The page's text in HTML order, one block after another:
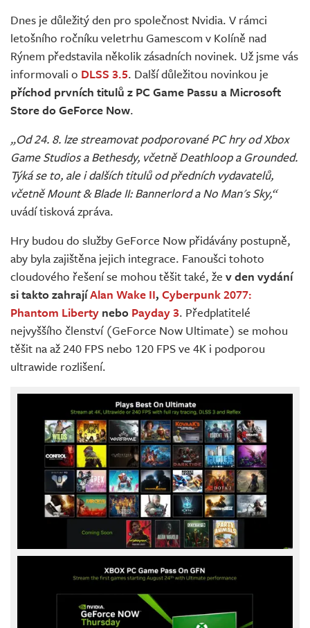
Živě
Dnes je důležitý den pro společnost Nvidia. V rámci
letošního ročníku veletrhu Gamescom v Kolíně nad
Rýnem představila několik zásadních novinek. Už jsme vás
informovali o DLSS 3.5. Další důležitou novinkou je
příchod prvních titulů z PC Game Passu a Microsoft
Store do GeForce Now.
„Od 24. 8. lze streamovat podporované PC hry od Xbox
Game Studios a Bethesdy, včetně Deathloop a Grounded.
Týká se to, ale i dalších titulů od předních vydavatelů,
včetně Mount & Blade II: Bannerlord a No Man's Sky,“
uvádí tisková zpráva.
Hry budou do služby GeForce Now přidávány postupně,
aby byla zajištěna jejich integrace. Fanoušci tohoto
cloudového řešení se mohou těšit také, že v den vydání
si takto zahrajíAlan Wake II, Cyberpunk 2077:
Phantom Liberty nebo Payday 3. Předplatitelé
nejvyššího členství (GeForce Now Ultimate) se mohou
těšit na až 240 FPS nebo 120 FPS ve 4K i podporou
ultrawide rozlišení.